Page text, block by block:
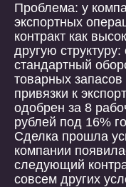
Проблема: у
экспортных
контракт как
другую
стандартный
товарных
привязки к
одобрен за 8
рублей под 16%
Сделка прошла
компании
следующий
совсем других